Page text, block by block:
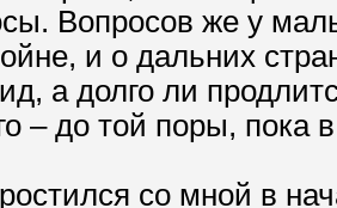
Вопросов же у
и о дальних
а долго ли
– до той поры, пока
со мной в